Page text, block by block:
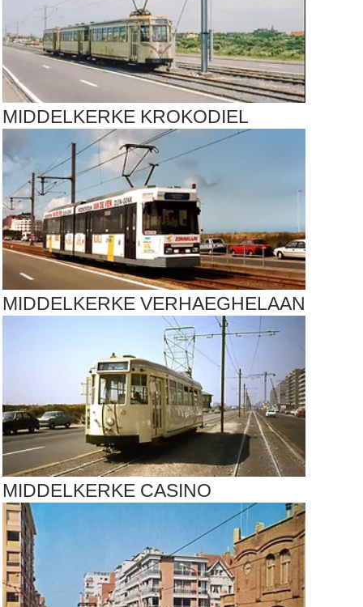
MIDDELKERKE KROKODIEL
MIDDELKERKE VERHAEGHELAAN
MIDDELKERKE CASINO